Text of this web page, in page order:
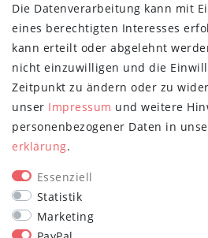
E-MAIL **
Newsletter
Honig
Meine Einwilligung kann ich jederzeit
Abonnieren
STAY CONNECTED
Die Datenverarbeitung kann mit
eines berechtigten Interesses
kann erteilt oder abgelehnt
nicht einzuwilligen und die
Zeitpunkt zu ändern oder zu
unser Impressum und weitere
personenbezogener Daten in
erklärung.
Essenziell
Statistik
Marketing